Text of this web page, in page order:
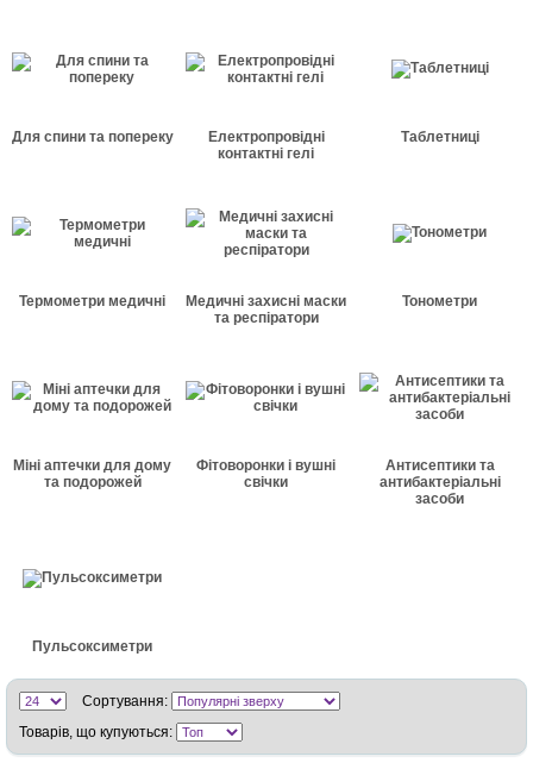
Для спини та попереку
Електропровідні
контактні гелі
Таблетниці
Термометри медичні
Медичні захисні маски
та респіратори
Тонометри
Міні аптечки для дому
та подорожей
Фітоворонки і вушні
свічки
Антисептики та
антибактеріальні
засоби
Пульсоксиметри
Сортування:
Товарів, що купуються: